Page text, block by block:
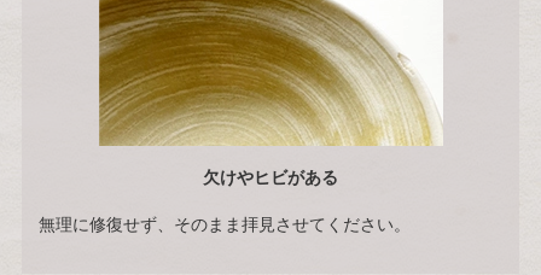
欠けやヒビがある
無理に修復せず、そのまま拝見させてください。